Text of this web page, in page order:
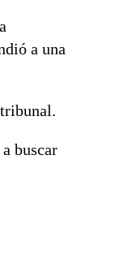
a una
buscar